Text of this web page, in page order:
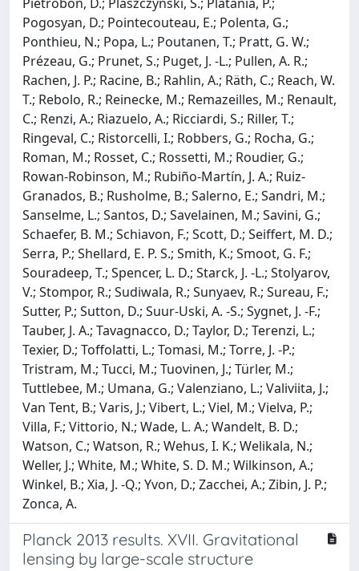
Pogosyan, D.; Pointecouteau, E.; Polenta, G.;
Ponthieu, N.; Popa, L.; Poutanen, T.; Pratt, G. W.;
Prézeau, G.; Prunet, S.; Puget, J. -L.; Pullen, A. R.;
Rachen, J. P.; Racine, B.; Rahlin, A.; Räth, C.; Reach, W.
T.; Rebolo, R.; Reinecke, M.; Remazeilles, M.; Renault,
C.; Renzi, A.; Riazuelo, A.; Ricciardi, S.; Riller, T.;
Ringeval, C.; Ristorcelli, I.; Robbers, G.; Rocha, G.;
Roman, M.; Rosset, C.; Rossetti, M.; Roudier, G.;
Rowan-Robinson, M.; Rubiño-Martín, J. A.; Ruiz-
Granados, B.; Rusholme, B.; Salerno, E.; Sandri, M.;
Sanselme, L.; Santos, D.; Savelainen, M.; Savini, G.;
Schaefer, B. M.; Schiavon, F.; Scott, D.; Seiffert, M. D.;
Serra, P.; Shellard, E. P. S.; Smith, K.; Smoot, G. F.;
Souradeep, T.; Spencer, L. D.; Starck, J. -L.; Stolyarov,
V.; Stompor, R.; Sudiwala, R.; Sunyaev, R.; Sureau, F.;
Sutter, P.; Sutton, D.; Suur-Uski, A. -S.; Sygnet, J. -F.;
Tauber, J. A.; Tavagnacco, D.; Taylor, D.; Terenzi, L.;
Texier, D.; Toffolatti, L.; Tomasi, M.; Torre, J. -P.;
Tristram, M.; Tucci, M.; Tuovinen, J.; Türler, M.;
Tuttlebee, M.; Umana, G.; Valenziano, L.; Valiviita, J.;
Van Tent, B.; Varis, J.; Vibert, L.; Viel, M.; Vielva, P.;
Villa, F.; Vittorio, N.; Wade, L. A.; Wandelt, B. D.;
Watson, C.; Watson, R.; Wehus, I. K.; Welikala, N.;
Weller, J.; White, M.; White, S. D. M.; Wilkinson, A.;
Winkel, B.; Xia, J. -Q.; Yvon, D.; Zacchei, A.; Zibin, J. P.;
Zonca, A.
Planck 2013 results. XVII. Gravitational
lensing by large-scale structure